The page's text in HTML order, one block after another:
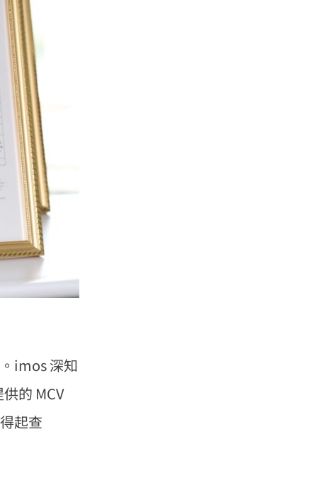
imos 深知
的 MCV
起查